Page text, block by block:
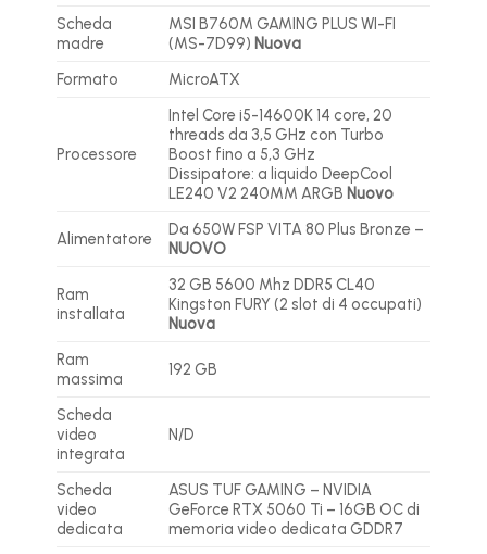
Scheda
madre
MSI B760M GAMING PLUS WI-FI
(MS-7D99) Nuova
Formato
MicroATX
Processore
Intel Core i5-14600K 14 core, 20
threads da 3,5 GHz con Turbo
Boost fino a 5,3 GHz
Dissipatore: a liquido DeepCool
LE240 V2 240MM ARGB Nuovo
Alimentatore
Da 650W FSP VITA 80 Plus Bronze –
NUOVO
Ram
installata
32 GB 5600 Mhz DDR5 CL40
Kingston FURY (2 slot di 4 occupati)
Nuova
Ram
massima
192 GB
Scheda
video
integrata
N/D
Scheda
video
dedicata
ASUS TUF GAMING – NVIDIA
GeForce RTX 5060 Ti – 16GB OC di
memoria video dedicata GDDR7